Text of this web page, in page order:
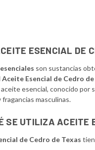
ESENCIAL DE
son sustancias
Aceite Esencial de Cedro
esencial, conocido por
masculinas.
SE UTILIZA ACEITE
de Cedro de Texas